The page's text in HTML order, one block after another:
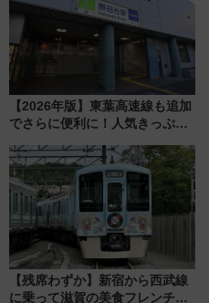
【2026年版】東葉高速線も追加
でさらに便利に！人気きっぷ
今年も発売 秋・早春に千葉県を
巡るなら使い勝手・コスパ抜群
【残席わずか】新宿から西武線
に乗って滋賀の美食フレンチを